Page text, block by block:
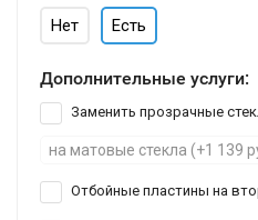
Нет Есть
Дополнительные услуги:
Заменить прозрачные
Отбойные пластины на